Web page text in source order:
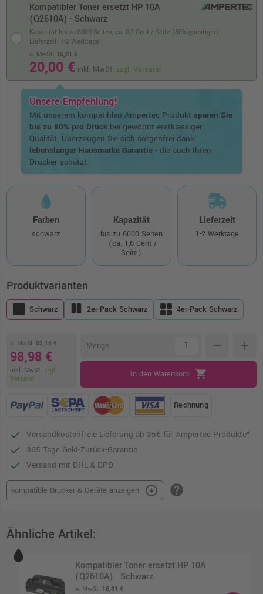
Kompatibler Toner ersetzt HP 10A
(Q2610A) · Schwarz
Kapazität bis zu 6000 Seiten, ca. 0,3 Cent / Seite (80% günstiger)
o. MwSt. 16,81 €
20,00 € inkl. MwSt. zzgl. Versand
Lieferzeit: 1-2 Werktage
Unsere Empfehlung!
Mit unserem kompatiblen Ampertec Produkt sparen Sie
bis zu 80% pro Druckbei gewohnt erstklassiger
Qualität. Überzeugen Sie sich sorgenfrei dank
lebenslanger Hausmarke Garantie- die auch Ihren
Drucker schützt.
Farben
schwarz
Kapazität
bis zu 6000 Seiten
(ca. 1,6 Cent /
Seite)
Lieferzeit
1-2 Werktage
Produktvarianten
Schwarz 2er-Pack Schwarz 4er-Pack Schwarz
o. MwSt. 83,18 €
98,98 €
inkl. MwSt. zzgl.
Versand
Menge remove add
In den Warenkorb shopping_cart
Rechnung
Versandkostenfreie Lieferung ab 35€ für Ampertec Produkte*
365 Tage Geld-Zurück-Garantie
Versand mit DHL & DPD
kompatible Drucker & Geräte anzeigen arrow_circle_down help
Ähnliche Artikel:
Kompatibler Toner ersetzt HP 10A
(Q2610A) · Schwarz
o. MwSt. 16,81 €